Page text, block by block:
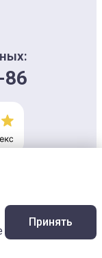
86
и не является
и плана
Freepik
Принять